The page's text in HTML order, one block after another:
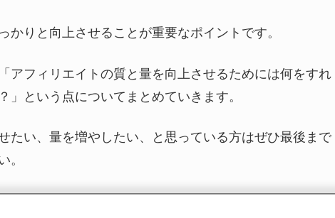
かりと向上させることが重要なポイントです。
アフィリエイトの質と量を向上させるためには何をすれ
」という点についてまとめていきます。
たい、量を増やしたい、と思っている方はぜひ最後まで
。